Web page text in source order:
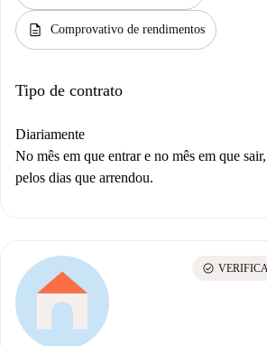
description Comprovativo de rendimentos
Tipo de contrato
Diariamente
No mês em que entrar e no mês em que
pelos dias que arrendou.
check_circle